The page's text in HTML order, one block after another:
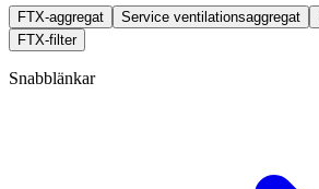
FTX-aggregat Service ventilationsaggregat
FTX-filter
Snabblänkar